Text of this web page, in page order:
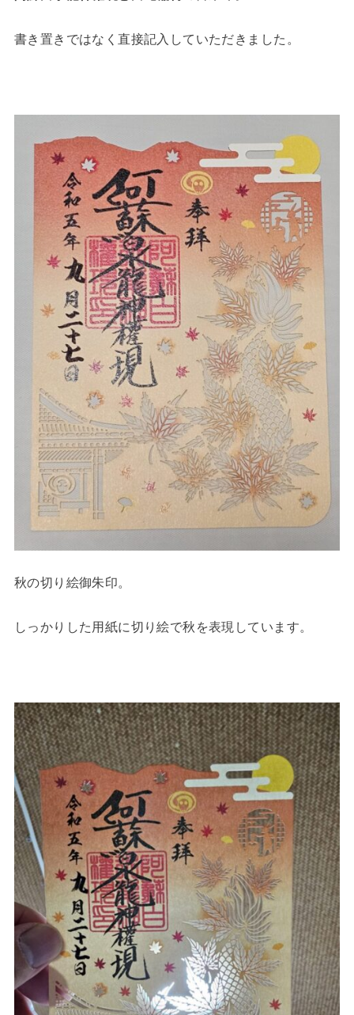
書き置きではなく直接記入していただきました。
秋の切り絵御朱印。
しっかりした用紙に切り絵で秋を表現しています。